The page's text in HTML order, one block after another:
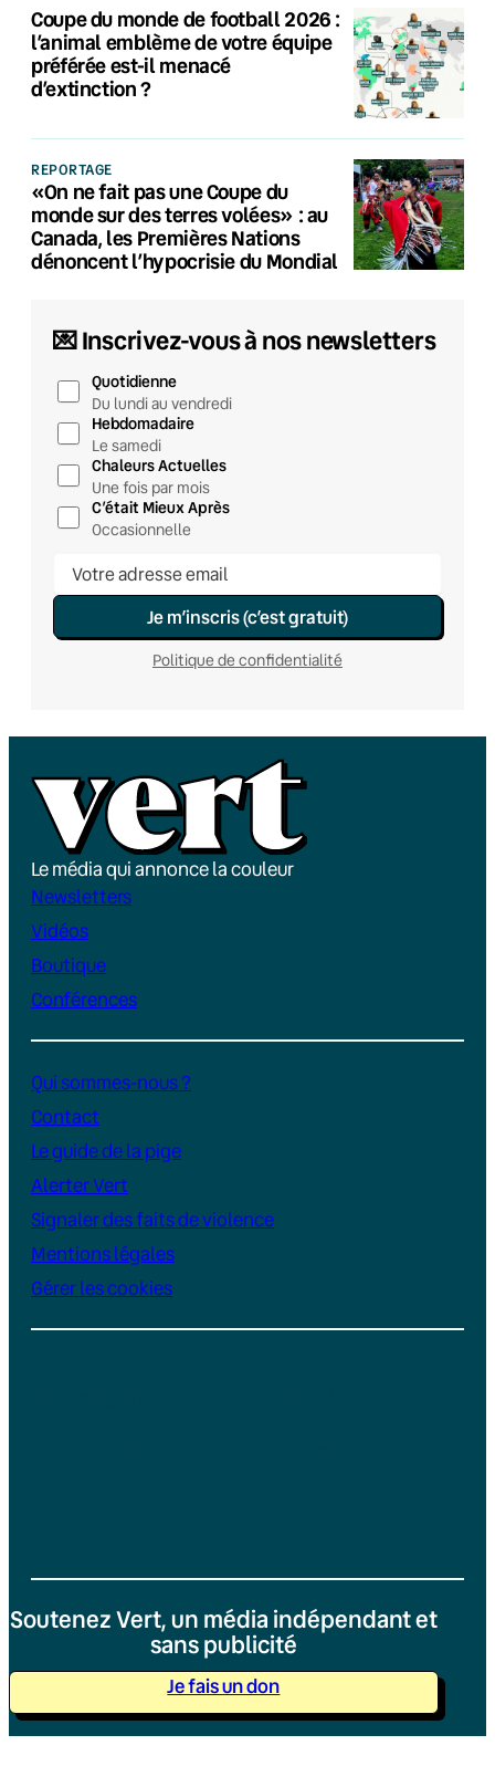
Coupe du monde de football 2026 :
l’animal emblème de votre équipe
préférée est-il menacé
d’extinction ?
REPORTAGE
«On ne fait pas une Coupe du
monde sur des terres volées» : au
Canada, les Premières Nations
dénoncent l’hypocrisie du Mondial
💌 Inscrivez-vous à nos newsletters
Quotidienne
Du lundi au vendredi
Hebdomadaire
Le samedi
Chaleurs Actuelles
Une fois par mois
C’était Mieux Après
Occasionnelle
Je m’inscris (c’est gratuit)
Politique de confidentialité
Le média qui annonce la couleur
Newsletters
Vidéos
Boutique
Conférences
Qui sommes-nous ?
Contact
Le guide de la pige
Alerter Vert
Signaler des faits de violence
Mentions légales
Gérer les cookies
Soutenez Vert, un média indépendant et
sans publicité
Je fais un don